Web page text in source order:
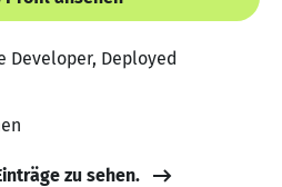
Developer, Deployed
zu sehen.